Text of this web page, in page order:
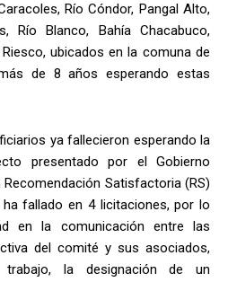
Río Cóndor, Pangal Alto,
Río Blanco, Bahía Chacabuco,
ubicados en la comuna de
de 8 años esperando estas
ya fallecieron esperando la
presentado por el Gobierno
Satisfactoria (RS)
fallado en 4 licitaciones, por lo
en la comunicación entre las
del comité y sus asociados,
la designación de un